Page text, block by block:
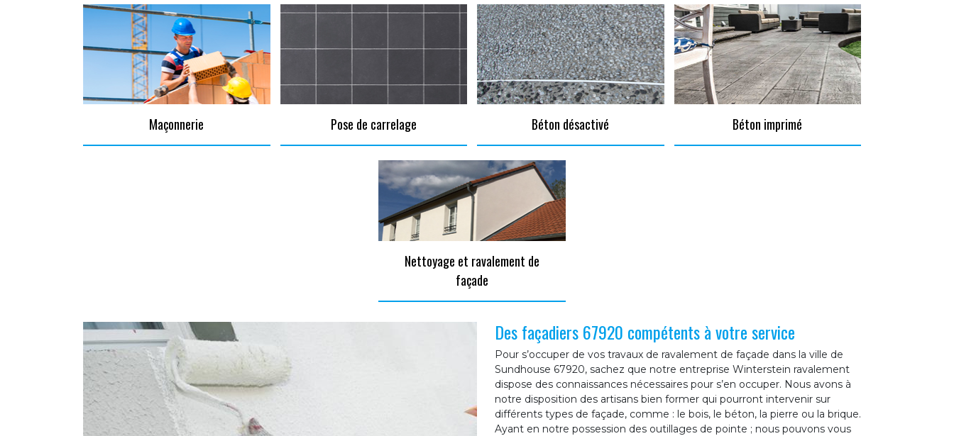
Maçonnerie Pose de carrelage Béton désactivé Béton imprimé
Nettoyage et ravalement de
façade
Des façadiers 67920 compétents à votre service
Pour s’occuper de vos travaux de ravalement de façade dans la ville de
Sundhouse 67920, sachez que notre entreprise Winterstein ravalement
dispose des connaissances nécessaires pour s’en occuper. Nous avons à
notre disposition des artisans bien former qui pourront intervenir sur
différents types de façade, comme : le bois, le béton, la pierre ou la brique.
Ayant en notre possession des outillages de pointe ; nous pouvons vous